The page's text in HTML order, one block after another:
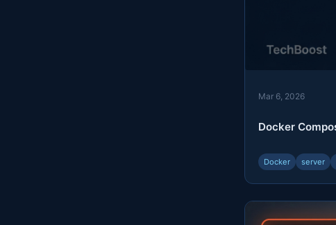
Mar 6, 2026
Docker
Docker server